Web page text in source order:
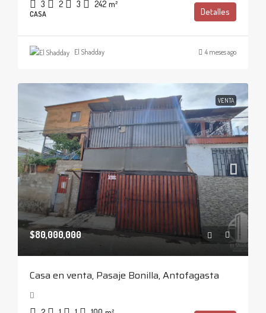
3 2 3 242 m²
CASA Detalles
El Shadday 4 meses ago
VENTA
$80,000,000
Casa en venta, Pasaje Bonilla, Antofagasta